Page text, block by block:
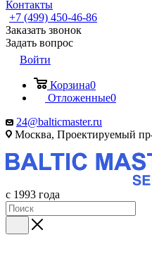
Контакты
+7 (499) 450-46-86
Заказать звонок
Задать вопрос
Войти
Корзина0
Отложенные0
24@balticmaster.ru
Москва, Проектируемый
с 1993 года